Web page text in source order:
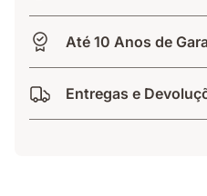
Até 10 Anos de
Entregas e